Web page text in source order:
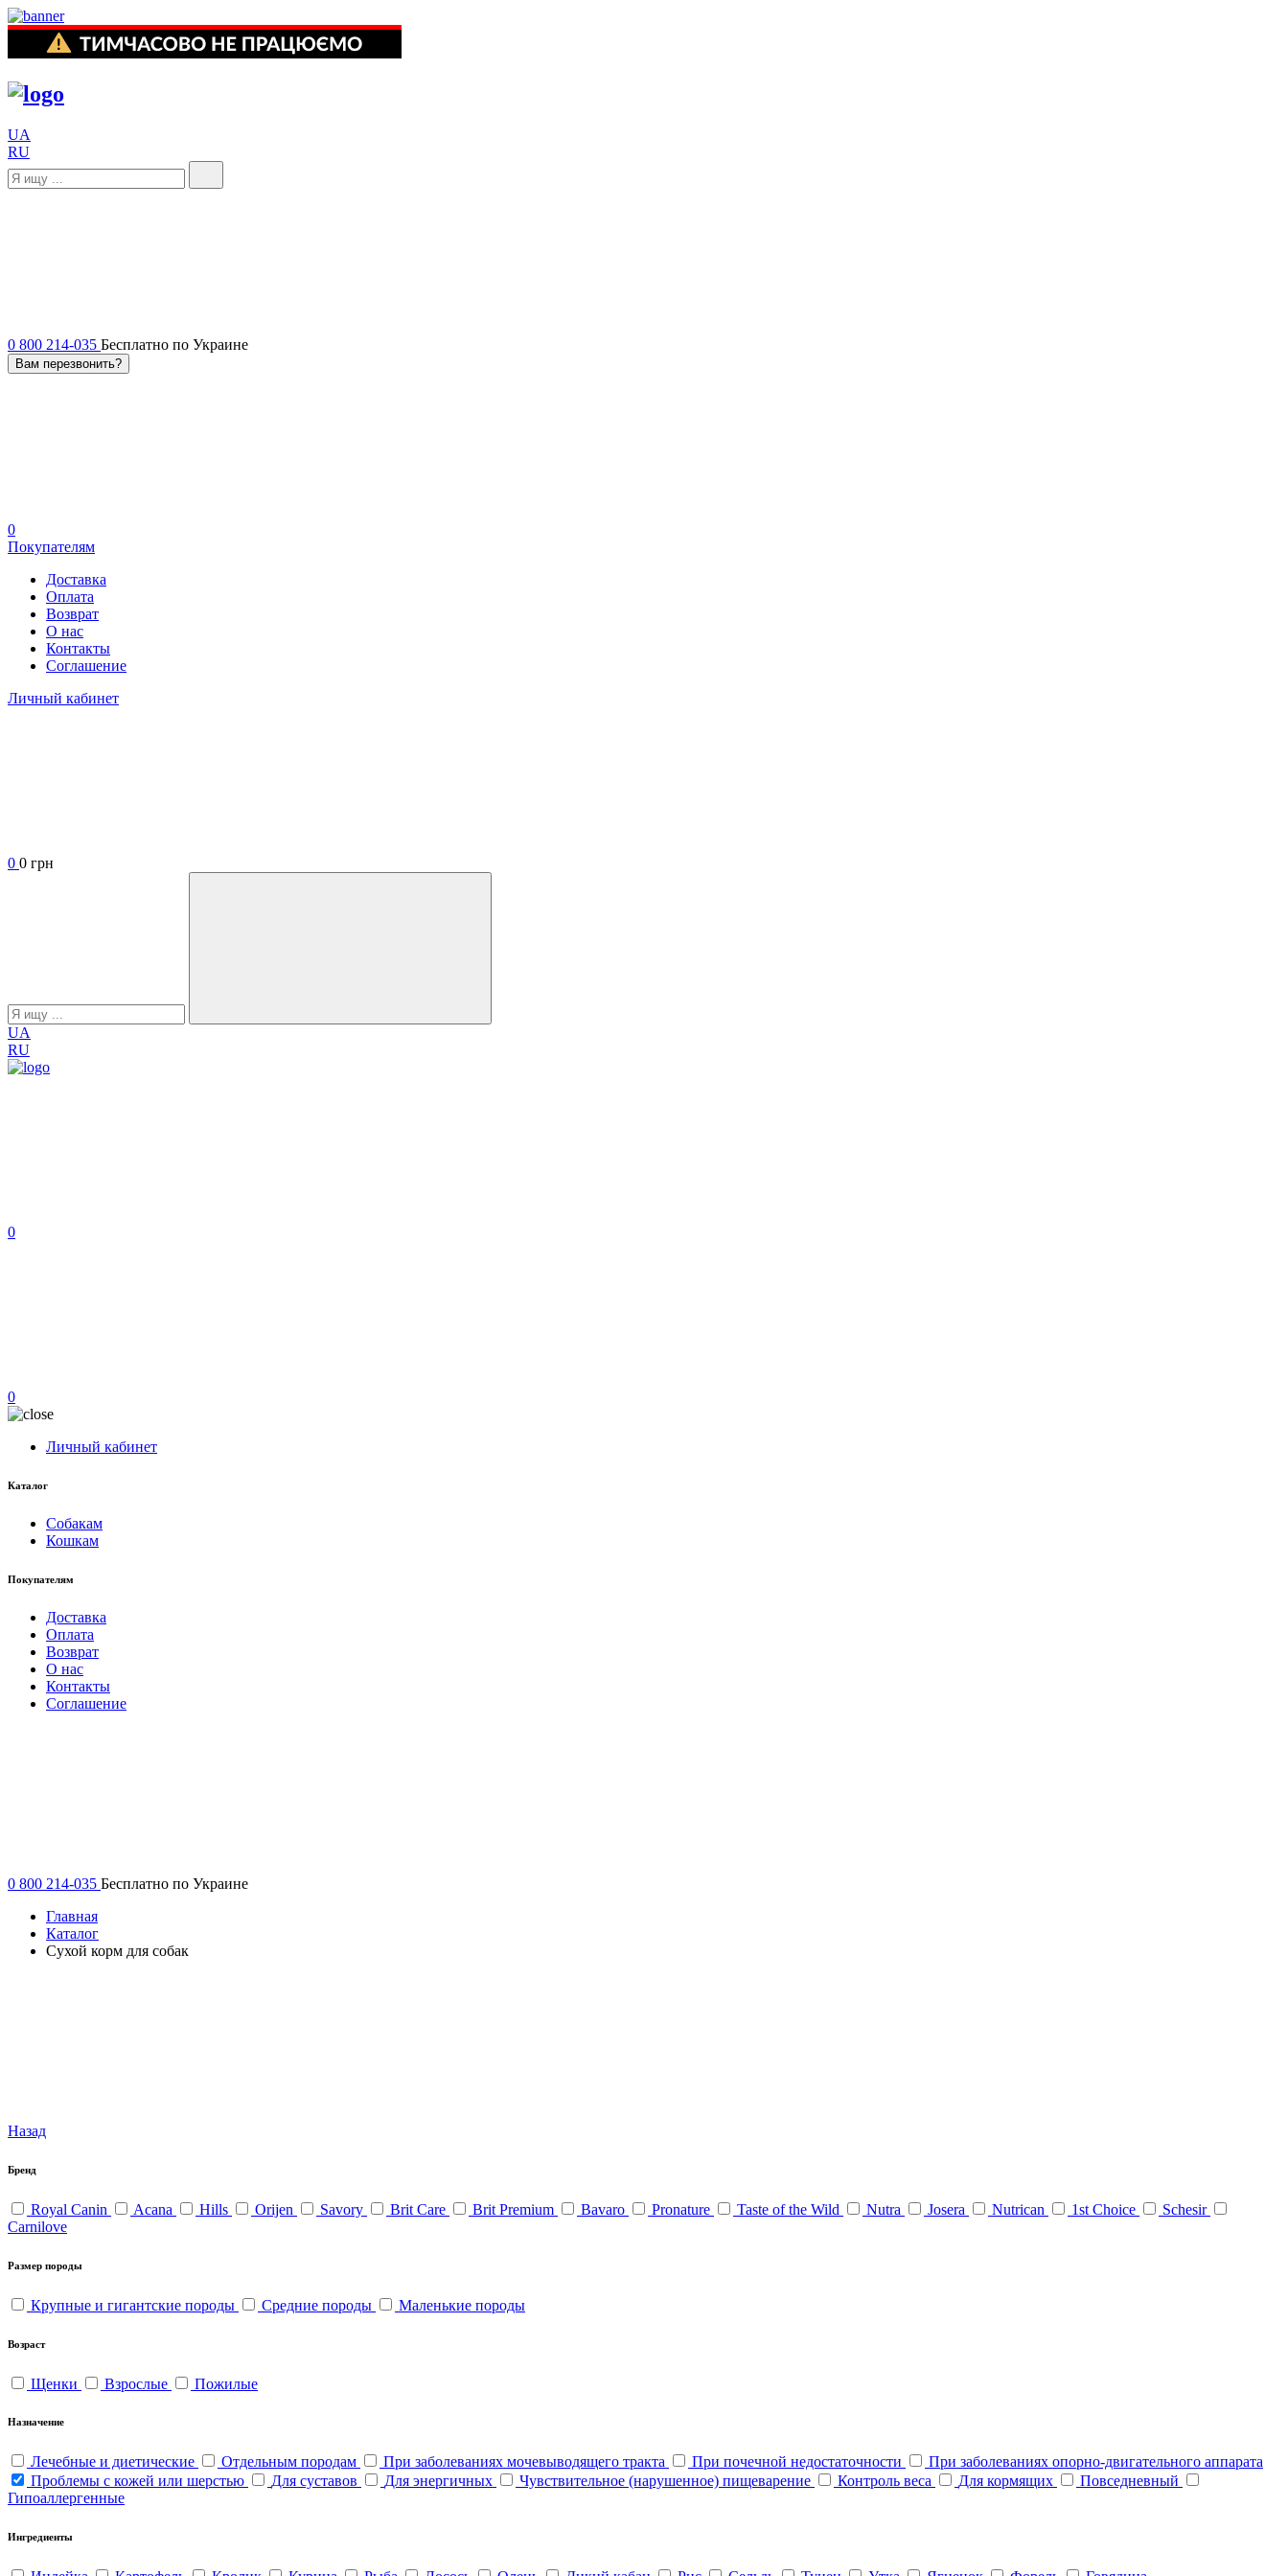
UA
RU
0 800 214-035 Бесплатно по Украине
Вам перезвонить?
0
Покупателям
Доставка
Оплата
Возврат
О нас
Контакты
Соглашение
Личный кабинет
0 0 грн
UA
RU
0
0
Личный кабинет
Каталог
Собакам
Кошкам
Покупателям
Доставка
Оплата
Возврат
О нас
Контакты
Соглашение
0 800 214-035 Бесплатно по Украине
Главная
Каталог
Сухой корм для собак
Назад
Бренд
Royal Canin Acana Hills Orijen Savory Brit Care Brit Premium Bavaro Pronature Taste of the Wild Nutra Josera Nutrican 1st Choice
Schesir
Carnilove
Размер породы
Крупные и гигантские породы Средние породы Маленькие породы
Возраст
Щенки Взрослые Пожилые
Назначение
Лечебные и диетические Отдельным породам При заболеваниях мочевыводящего тракта При почечной недостаточности
При заболеваниях опорно-двигательного аппарата
Проблемы с кожей или шерстью
Для суставов Для энергичных Чувствительное (нарушенное) пищеварение Контроль веса Для кормящих
Повседневный
Гипоаллергенные
Ингредиенты